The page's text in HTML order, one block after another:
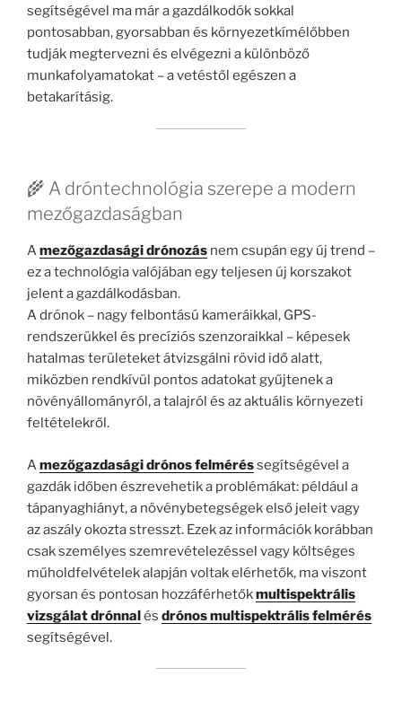
segítségével ma már a gazdálkodók sokkal
pontosabban, gyorsabban és környezetkímélőbben
tudják megtervezni és elvégezni a különböző
munkafolyamatokat – a vetéstől egészen a
betakarításig.
🌾 A dróntechnológia szerepe a modern
mezőgazdaságban
Amezőgazdasági drónozás nem csupán egy új trend –
ez a technológia valójában egy teljesen új korszakot
jelent a gazdálkodásban.
A drónok – nagy felbontású kameráikkal, GPS-
rendszerükkel és precíziós szenzoraikkal – képesek
hatalmas területeket átvizsgálni rövid idő alatt,
miközben rendkívül pontos adatokat gyűjtenek a
növényállományról, a talajról és az aktuális környezeti
feltételekről.
Amezőgazdasági drónos felméréssegítségével a
gazdák időben észrevehetik a problémákat: például a
tápanyaghiányt, a növénybetegségek első jeleit vagy
az aszály okozta stresszt. Ezek az információk korábban
csak személyes szemrevételezéssel vagy költséges
műholdfelvételek alapján voltak elérhetők, ma viszont
gyorsan és pontosan hozzáférhetőkmultispektrális
vizsgálat drónnalés drónos multispektrális felmérés
segítségével.